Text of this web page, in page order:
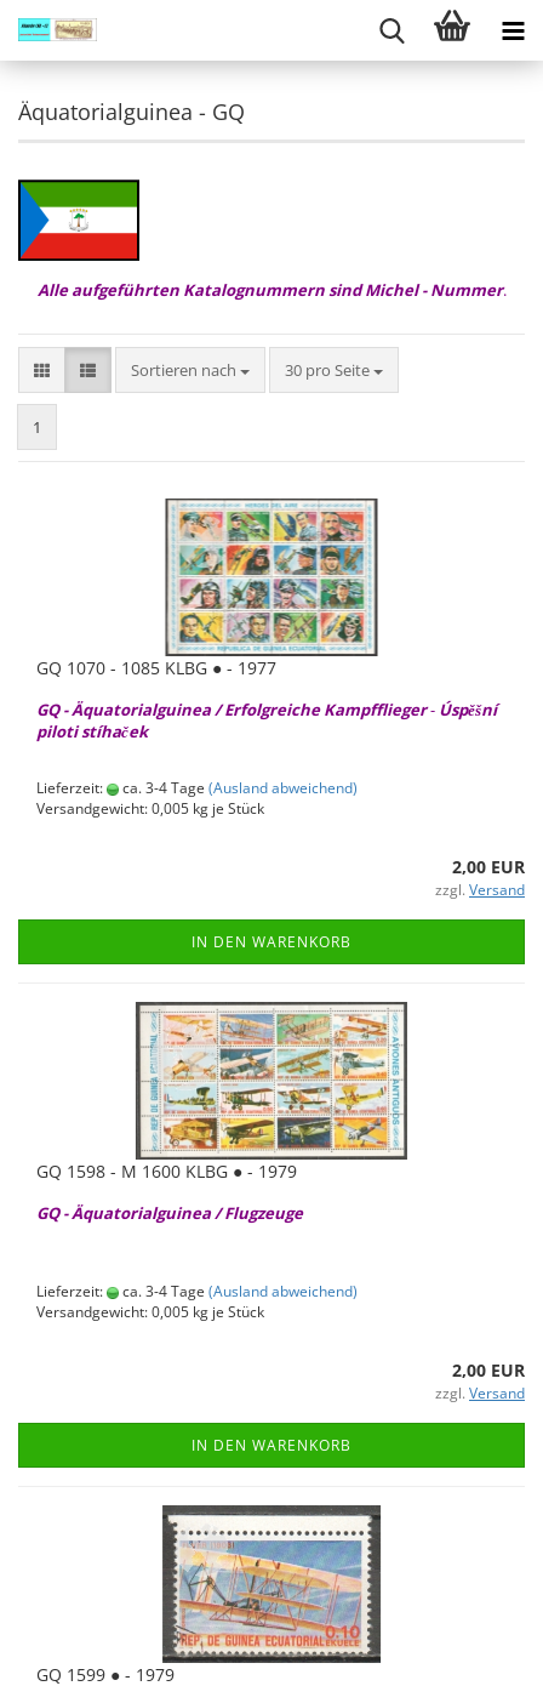
Äquatorialguinea - GQ
Alle aufgeführten Katalognummern sind Michel - Nummer.
Sortieren nach
Sortieren nach 30 pro Seite
pro Seite
1
GQ 1070 - 1085 KLBG ● - 1977
GQ - Äqua­to­ri­al­gui­nea / Er­folg­rei­che Kampf­flie­ger- Úspěšní
pi­lo­ti stíhaček
Lieferzeit: ca. 3-4 Tage (Ausland abweichend)
Versandgewicht:0,005 kg je Stück
2,00 EUR
zzgl. Versand
IN DEN WARENKORB
GQ 1598 - M 1600 KLBG ● - 1979
GQ - Äqua­to­ri­al­gui­nea / Flug­zeu­ge
Lieferzeit: ca. 3-4 Tage (Ausland abweichend)
Versandgewicht:0,005 kg je Stück
2,00 EUR
zzgl. Versand
IN DEN WARENKORB
GQ 1599 ● - 1979